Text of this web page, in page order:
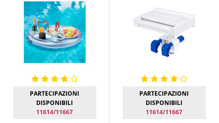
PARTECIPAZIONI
DISPONIBILI
11614/11667
PARTECIPAZIONI
DISPONIBILI
11614/11667